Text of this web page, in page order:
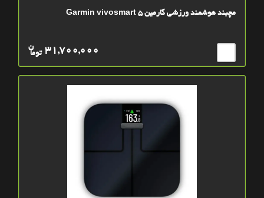
مچبند هوشمند ورزشی گارمین Garmin vivosmart 5
توما
ن 31,700,000